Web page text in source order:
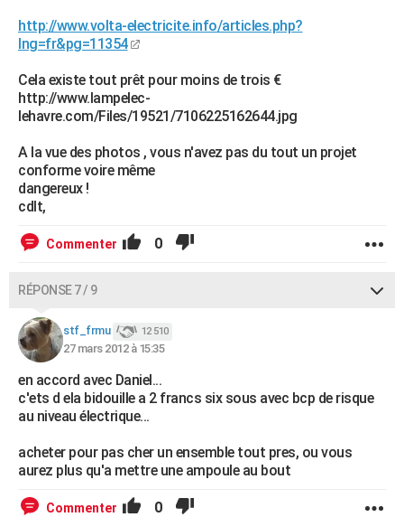
http://www.volta-electricite.info/articles.php?
lng=fr&pg=11354
Cela existe tout prêt pour moins de trois €
http://www.lampelec-
lehavre.com/Files/19521/7106225162644.jpg
A la vue des photos , vous n'avez pas du tout un projet
conforme voire même
dangereux !
cdlt,
Commenter 0
RÉPONSE 7 / 9
stf_frmu 12 510
27 mars 2012 à 15:35
en accord avec Daniel...
c'ets d ela bidouille a 2 francs six sous avec bcp de risque
au niveau électrique...
acheter pour pas cher un ensemble tout pres, ou vous
aurez plus qu'a mettre une ampoule au bout
Commenter 0